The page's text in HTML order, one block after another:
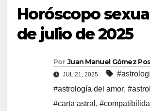
Horóscopo
de julio de 2025
Por Juan Manuel Gómez
JUL 21, 2025
#astrología del amor,
#carta astral ,